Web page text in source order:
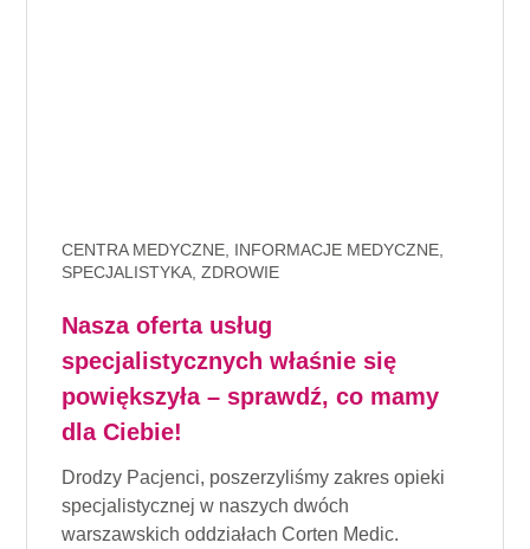
CENTRA MEDYCZNE, INFORMACJE MEDYCZNE,
SPECJALISTYKA, ZDROWIE
Nasza oferta usług
specjalistycznych właśnie się
powiększyła – sprawdź, co mamy
dla Ciebie!
Drodzy Pacjenci, poszerzyliśmy zakres opieki
specjalistycznej w naszych dwóch
warszawskich oddziałach Corten Medic.